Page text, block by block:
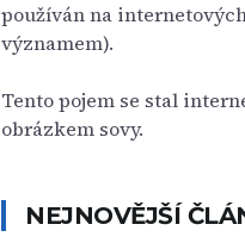
používán na
významem).
Tento pojem se stal
obrázkem sovy.
NEJNOVĚJŠÍ